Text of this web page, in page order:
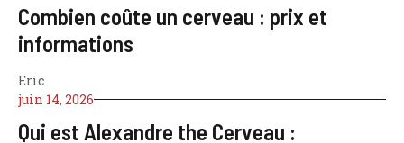
Combien coûte un cerveau : prix et
informations
Eric
juin 14, 2026
Qui est Alexandre the Cerveau :